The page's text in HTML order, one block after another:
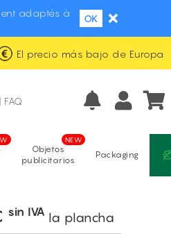
adaptés à
OK
El precio más bajo de Europa
Envío gratis y con marca blanca
Fabricación propia
| FAQ
Objetos
publicitarios
Packaging
sin IVA la plancha